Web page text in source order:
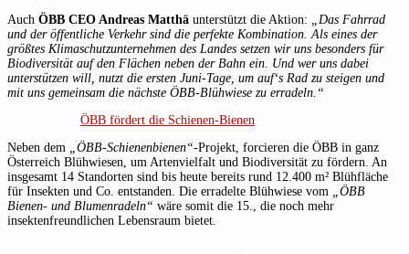
Auch ÖBB CEO Andreas Matthä unterstützt die Aktion:
„Das Fahrrad
und der öffentliche Verkehr sind die perfekte Kombination. Als eines der
größtes Klimaschutzunternehmen des Landes setzen wir uns besonders für
Biodiversität auf den Flächen neben der Bahn ein. Und wer uns dabei
unterstützen will, nutzt die ersten Juni-Tage, um auf‘s Rad zu steigen und
mit uns gemeinsam die nächste ÖBB-Blühwiese zu erradeln.“
ÖBB fördert die Schienen-Bienen
Neben dem
„ÖBB-Schienenbienen“-Projekt, forcieren die ÖBB in ganz
Österreich Blühwiesen, um Artenvielfalt und Biodiversität zu fördern. An
insgesamt 14 Standorten sind bis heute bereits rund 12.400 m² Blühfläche
für Insekten und Co. entstanden. Die erradelte Blühwiese vom
„ÖBB
Bienen- und Blumenradeln“ wäre somit die 15., die noch mehr
insektenfreundlichen Lebensraum bietet.